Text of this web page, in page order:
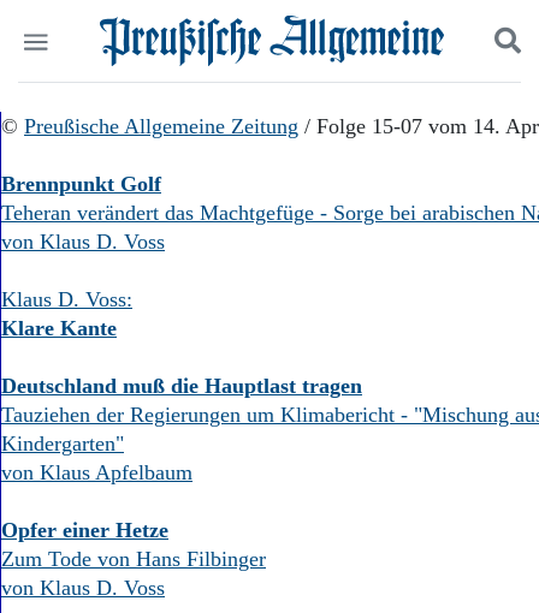
Abonnenten-Login
Politik
Panorama
Gesellschaft
Schlesien
Danzig und Westpreußen
Suchen und finden
© Preußische Allgemeine Zeitung / Folge 15-07 vom 14.
Brennpunkt Golf
Teheran verändert das Machtgefüge - Sorge bei arabischen
von Klaus D. Voss
Klaus D. Voss:
Klare Kante
Deutschland muß die Hauptlast tragen
Tauziehen der Regierungen um Klimabericht - "Mischung
Kindergarten"
von Klaus Apfelbaum
Opfer einer Hetze
Zum Tode von Hans Filbinger
von Klaus D. Voss